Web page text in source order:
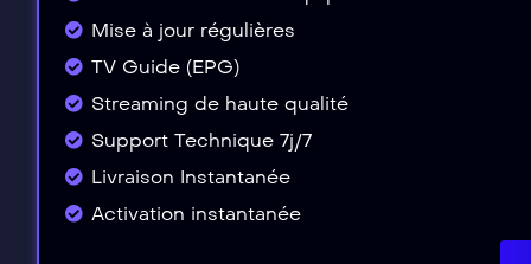
Mise à jour régulières
TV Guide (EPG)
Streaming de haute qualité
Support Technique 7j/7
Livraison Instantanée
Activation instantanée